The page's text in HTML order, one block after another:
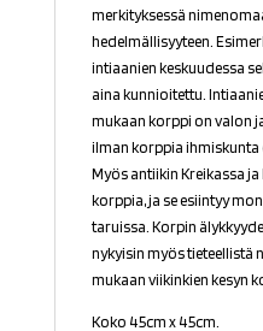
merkityksessä
hedelmällisyyteen.
intiaanien keskuudessa
aina kunnioitettu.
mukaan korppi on valon
ilman korppia ihmiskunta
Myös antiikin Kreikassa
korppia, ja se esiintyy
taruissa. Korpin
nykyisin myös tieteellistä
mukaan viikinkien kesyn
Koko 45cm x 45cm.